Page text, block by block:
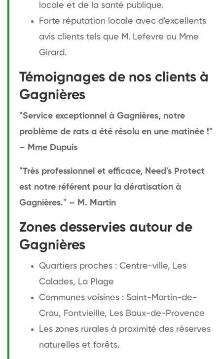
locale et de la santé publique.
Forte réputation locale avec d'excellents
avis clients tels que M. Lefevre ou Mme
Girard.
Témoignages de nos clients à
Gagnières
"Service exceptionnel à Gagnières, notre
problème de rats a été résolu en une matinée !"
– Mme Dupuis
"Très professionnel et efficace, Need's Protect
est notre référent pour la dératisation à
Gagnières." – M. Martin
Zones desservies autour de
Gagnières
Quartiers proches : Centre-ville, Les
Calades, La Plage
Communes voisines : Saint-Martin-de-
Crau, Fontvieille, Les Baux-de-Provence
Les zones rurales à proximité des réserves
naturelles et forêts.